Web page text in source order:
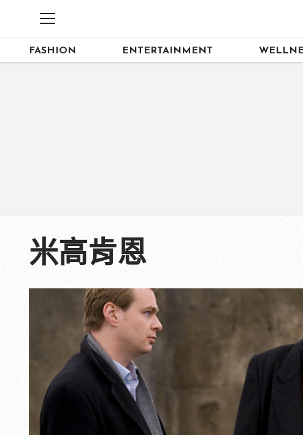
FASHION ENTERTAINMENT
米高肯恩